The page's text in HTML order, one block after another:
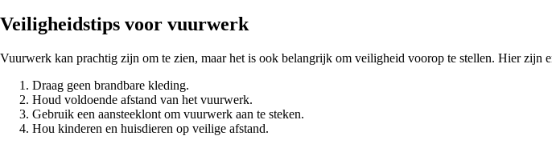
Veiligheidstips voor vuurwerk
Vuurwerk kan prachtig zijn om te zien, maar het is ook belangrijk om veiligheid voorop te stellen. Hier zijn
Draag geen brandbare kleding.
Houd voldoende afstand van het vuurwerk.
Gebruik een aansteeklont om vuurwerk aan te steken.
Hou kinderen en huisdieren op veilige afstand.